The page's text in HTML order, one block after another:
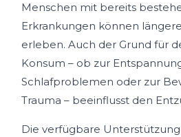
Menschen mit bereits
Erkrankungen können
erleben. Auch der Grund für
Konsum – ob zur
Schlafproblemen oder zur
Trauma – beeinflusst den
Die verfügbare